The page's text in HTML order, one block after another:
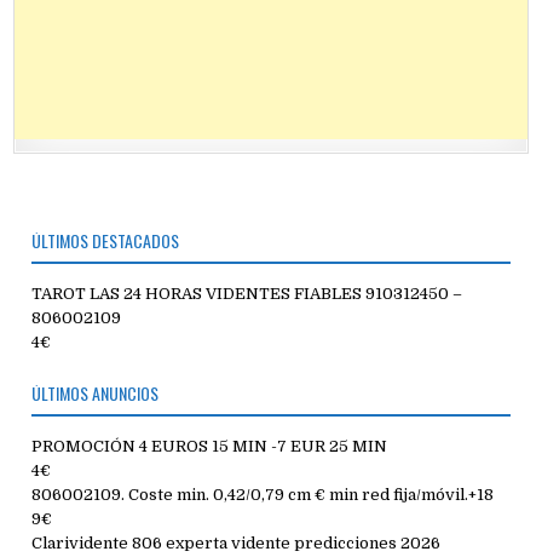
ÚLTIMOS DESTACADOS
TAROT LAS 24 HORAS VIDENTES FIABLES 910312450 –
806002109
4€
ÚLTIMOS ANUNCIOS
PROMOCIÓN 4 EUROS 15 MIN -7 EUR 25 MIN
4€
806002109. Coste min. 0,42/0,79 cm € min red fija/móvil.+18
9€
Clarividente 806 experta vidente predicciones 2026